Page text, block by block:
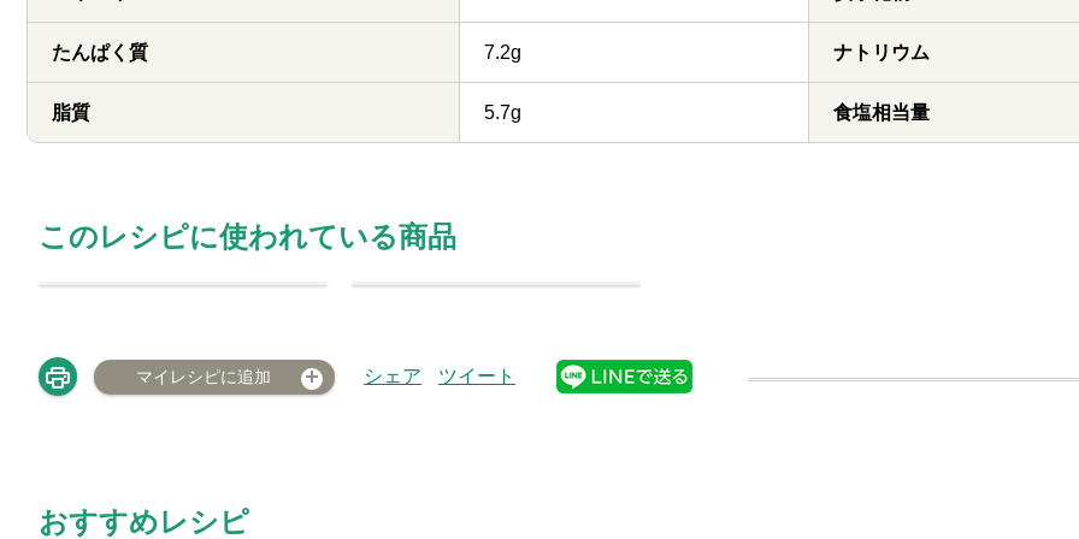
たんぱく質 7.2g
脂質 5.7g
ナトリウム
食塩相当量
このレシピに使われている商品
マイレシピに追加 シェア ツイート
おすすめレシピ